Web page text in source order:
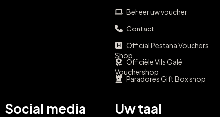
Beheer uw voucher
Contact
Official Pestana Vouchers
Shop
Officiële Vila Galé
Vouchershop
Paradores Gift Box shop
Social media Uw taal